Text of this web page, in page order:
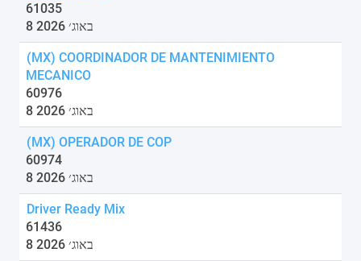
61035
8 באוג׳ 2026
(MX) COORDINADOR DE MANTENIMIENTO
MECANICO
60976
8 באוג׳ 2026
(MX) OPERADOR DE COP
60974
8 באוג׳ 2026
Driver Ready Mix
61436
8 באוג׳ 2026